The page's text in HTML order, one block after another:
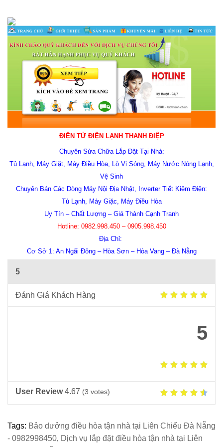
ĐIỆN TỬ ĐIỆN LẠNH THANH ĐIỆP
Chuyên Sửa Chữa Lắp Đặt Tại Nhà:
Tủ Lạnh, Máy Giặt, Máy Điều Hòa, Lò Vi Sóng, Máy Nước Nóng Lạnh,
Vệ Sinh
Chuyên Bán Các Dòng Máy Nội Địa Nhật, Inverter Tiết Kiệm Điện:
Tủ Lạnh, Máy Giặc, Máy Điều Hòa
Uy Tín – Chất Lượng – Giá Thành Cạnh Tranh
Hotline: 0982.998.450 – 0905.998.450
Địa Chỉ:
Cơ Sở 1: An Ngãi Đông – Hòa Sơn – Hòa Vang – Đà Nẵng
5
Đánh Giá Khách Hàng
5
User Review 4.67 (3 votes)
Tags: Bảo dưởng điều hòa tận nhà tại Liên Chiểu Đà Nẵng
- 0982998450, Dịch vụ lắp đặt điều hòa tận nhà tại Liên